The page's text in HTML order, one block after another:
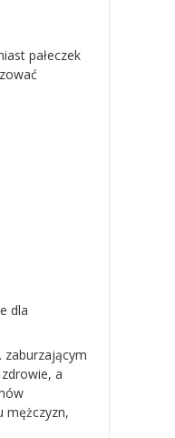
pałeczek
dla
zaburzającym
a
mężczyzn,